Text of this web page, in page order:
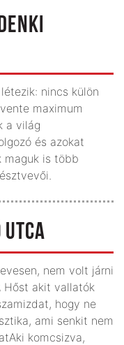
nincs külön
maximum
a világ
és azokat
maguk is több
nem volt járni
Hőst akit vallatók
hogy ne
ami senkit nem
komcsizva,